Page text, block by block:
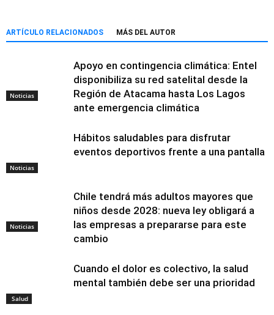
ARTÍCULO RELACIONADOS MÁS DEL AUTOR
Noticias
Apoyo en contingencia climática: Entel
disponibiliza su red satelital desde la
Región de Atacama hasta Los Lagos
ante emergencia climática
Noticias
Hábitos saludables para disfrutar
eventos deportivos frente a una pantalla
Noticias
Chile tendrá más adultos mayores que
niños desde 2028: nueva ley obligará a
las empresas a prepararse para este
cambio
Salud
Cuando el dolor es colectivo, la salud
mental también debe ser una prioridad